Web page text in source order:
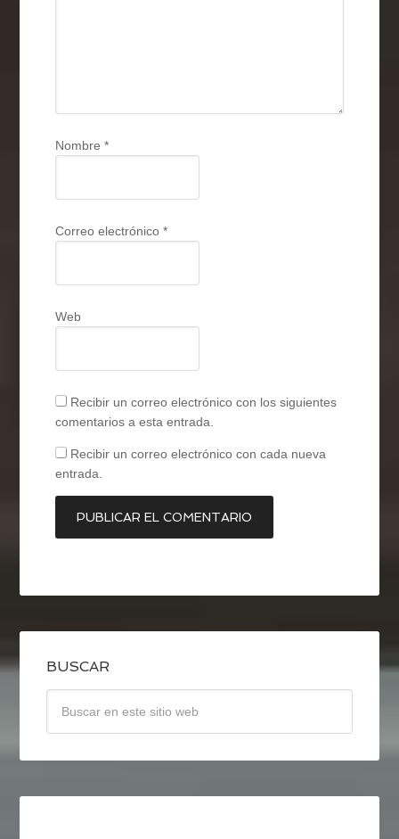
Nombre*
Correo electrónico*
Web
Recibir un correo electrónico con los siguientes
comentarios a esta entrada.
Recibir un correo electrónico con cada nueva
entrada.
BUSCAR